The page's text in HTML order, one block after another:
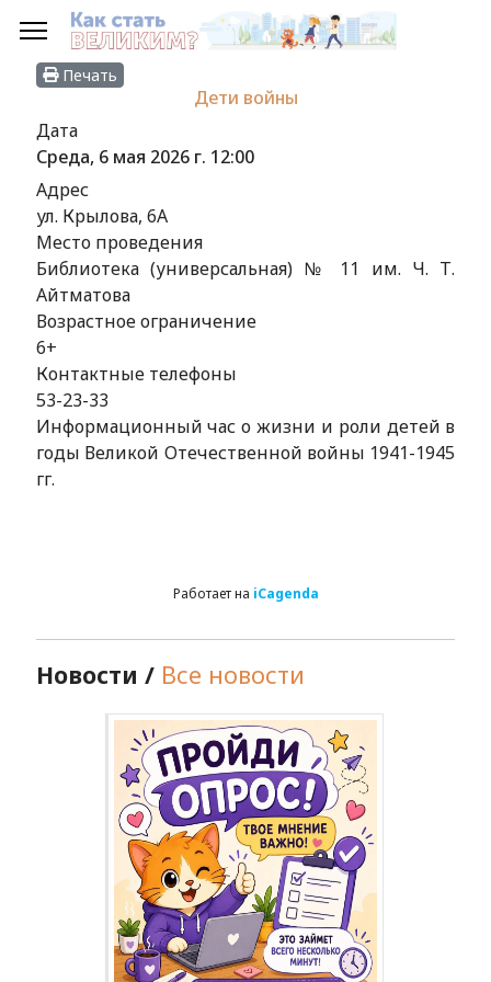
Печать
Дети войны
Дата
Среда, 6 мая 2026 г. 12:00
Адрес
ул. Крылова, 6А
Место проведения
Библиотека (универсальная) № 11 им. Ч. Т.
Айтматова
Возрастное ограничение
6+
Контактные телефоны
53-23-33
Информационный час о жизни и роли детей в
годы Великой Отечественной войны 1941-1945
гг.
Работает на iCagenda
Новости / Все новости